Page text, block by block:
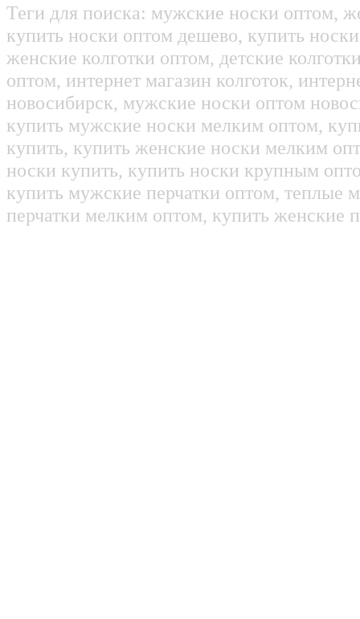
Теги для поиска: мужские носки оптом,
купить носки оптом дешево, купить
женские колготки оптом, детские
оптом, интернет магазин колготок,
новосибирск, мужские носки оптом
купить мужские носки мелким оптом,
купить, купить женские носки мелким
носки купить, купить носки крупным
купить мужские перчатки оптом, теплые
перчатки мелким оптом, купить женские